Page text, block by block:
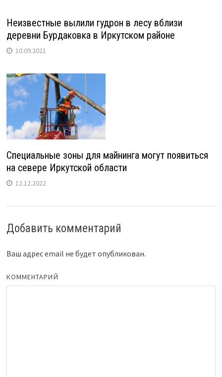
Неизвестные вылили гудрон в лесу вблизи
деревни Бурдаковка в Иркутском районе
10.09.2021
Специальные зоны для майнинга могут появиться
на севере Иркутской области
12.12.2022
Добавить комментарий
Ваш адрес email не будет опубликован.
КОММЕНТАРИЙ